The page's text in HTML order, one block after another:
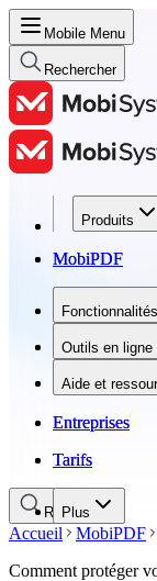
Mobile Menu
Rechercher
Produits
MobiPDF
Fonctionnalités
Outils en ligne
Aide et
Entreprises
Tarifs
Plus
Produits
MobiPDF
Fonctionnalités
Outils en ligne
Aide et
Entreprises
Tarifs
Rechercher
Accueil MobiPDF
Comment protéger